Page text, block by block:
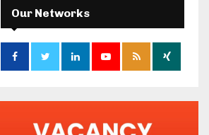
Our Networks